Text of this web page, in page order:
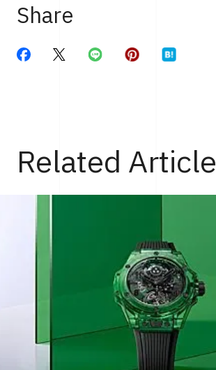
Share
Related Article